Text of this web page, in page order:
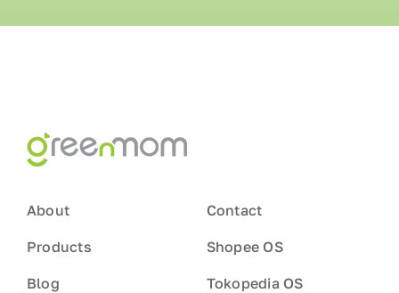
About
Products
Blog
Contact
Shopee OS
Tokopedia OS